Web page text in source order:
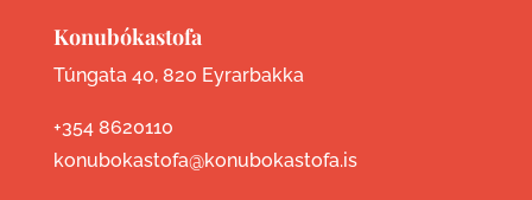
Konubókastofa
Túngata 40, 820 Eyrarbakka
+354 8620110
konubokastofa@konubokastofa.is